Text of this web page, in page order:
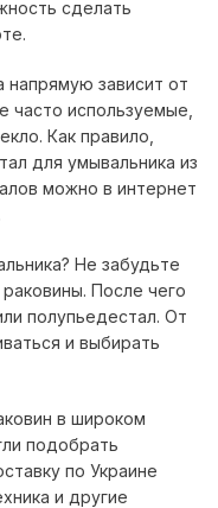
сделать
напрямую зависит от
часто используемые,
Как правило,
для умывальника из
можно в интернет
Не забудьте
После чего
полупьедестал. От
и выбирать
в широком
подобрать
по Украине
и другие